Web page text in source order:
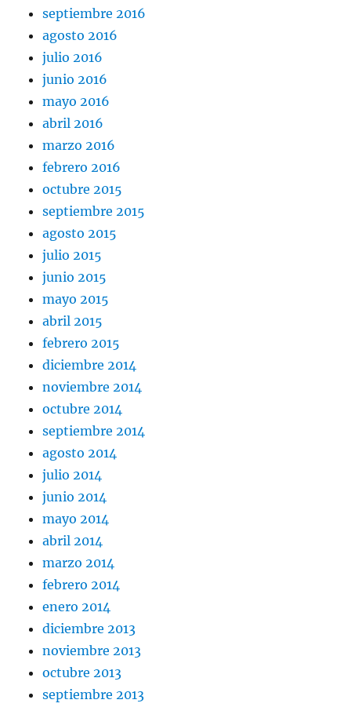
septiembre 2016
agosto 2016
julio 2016
junio 2016
mayo 2016
abril 2016
marzo 2016
febrero 2016
octubre 2015
septiembre 2015
agosto 2015
julio 2015
junio 2015
mayo 2015
abril 2015
febrero 2015
diciembre 2014
noviembre 2014
octubre 2014
septiembre 2014
agosto 2014
julio 2014
junio 2014
mayo 2014
abril 2014
marzo 2014
febrero 2014
enero 2014
diciembre 2013
noviembre 2013
octubre 2013
septiembre 2013